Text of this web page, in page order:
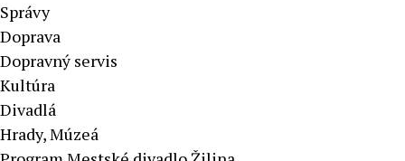
Správy
Doprava
Dopravný servis
Kultúra
Divadlá
Hrady, Múzeá